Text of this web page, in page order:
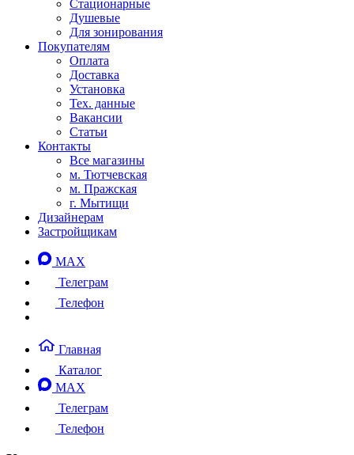
Стационарные
Душевые
Для зонирования
Покупателям
Оплата
Доставка
Установка
Тех. данные
Вакансии
Статьи
Контакты
Все магазины
м. Тютчевская
м. Пражская
г. Мытищи
Дизайнерам
Застройщикам
MAX
Телеграм
Телефон
Главная
Каталог
MAX
Телеграм
Телефон